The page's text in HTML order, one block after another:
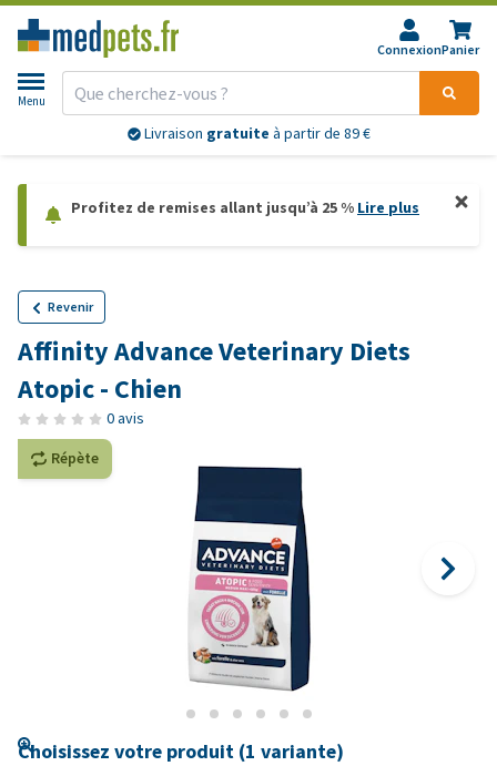
ConnexionPanier
Menu
Livraison gratuite à partir de 89 €
Profitez de remises allant jusqu’à 25 % Lire plus
Revenir
Affinity Advance Veterinary Diets
Atopic - Chien
0 avis
Répète
Choisissez votre produit (1 variante)